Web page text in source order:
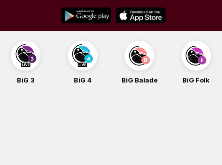
content
BiG 3 BiG 4 BiG Balade BiG Folk